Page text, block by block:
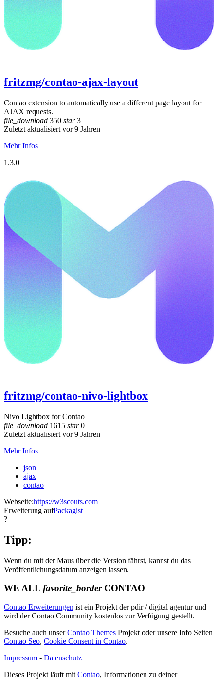
fritzmg/contao-ajax-layout
Contao extension to automatically use a different page layout for
AJAX requests.
file_download 350 star3
Zuletzt aktualisiert vor 9 Jahren
Mehr Infos
1.3.0
fritzmg/contao-nivo-lightbox
Nivo Lightbox for Contao
file_download 1615 star0
Zuletzt aktualisiert vor 9 Jahren
Mehr Infos
json
ajax
contao
Webseite:https://w3scouts.com
Erweiterung aufPackagist
?
Tipp:
Wenn du mit der Maus über die Version fährst, kannst du das
Veröffentlichungsdatum anzeigen lassen.
WE ALL favorite_borderCONTAO
Contao Erweiterungen ist ein Projekt der pdir / digital agentur und
wird der Contao Community kostenlos zur Verfügung gestellt.
Besuche auch unserContao Themes Projekt oder unsere Info Seiten
Contao Seo, Cookie Consent in Contao.
Impressum - Datenschutz
Dieses Projekt läuft mit Contao, Informationen zu deiner